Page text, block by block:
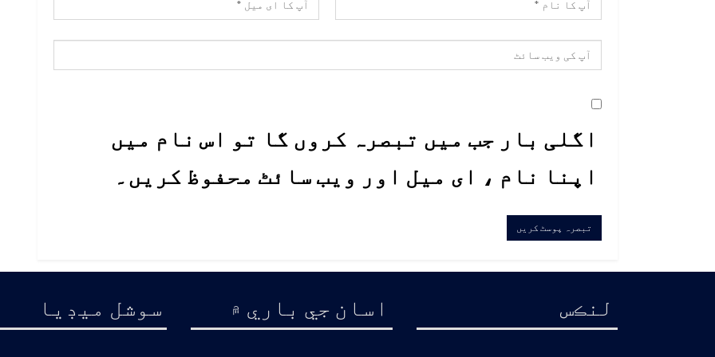
اگلی بار جب میں تبصرہ کروں گا تو اس نام میں
اپنا نام ، ای میل اور ویب سائٹ محفوظ کریں۔
لنڪس اسان جي باري ۾ سوشل ميڊيا